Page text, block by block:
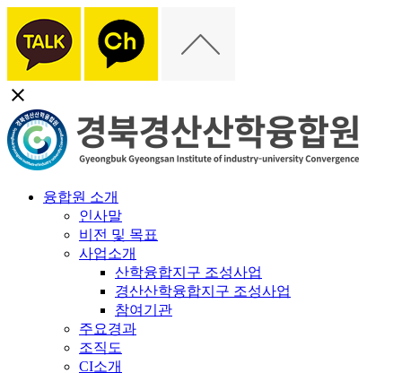
close
융합원 소개
인사말
비전 및 목표
사업소개
산학융합지구 조성사업
경산산학융합지구 조성사업
참여기관
주요경과
조직도
CI소개